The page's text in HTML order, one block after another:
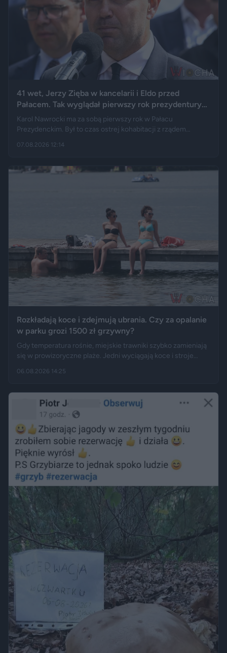
41 wet, Jerzy Zięba w kancelarii i Eldo przed
Pałacem. Tak wyglądał pierwszy rok prezydentury
Karola Nawrockiego
Karol Nawrocki ma za sobą pierwszy rok w Pałacu
Prezydenckim. Był to czas ostrej kohabitacji z rządem
brakowało też wydarzeń z zupełnie innej kategorii: w
uświetnił występ rapera, Eldo. Pierwszy rok prezydentury
podsumowują m.in. Fakt, Demagog, „Gazeta Wyborcza” i „Do
07.08.2026 12:14
Rozkładają koce i zdejmują ubrania. Czy za opalanie
w parku grozi 1500 zł grzywny?
Gdy temperatura rośnie, miejskie trawniki szybko zamieniają
się w prowizoryczne plaże. Jedni wyciągają koce i stroje
legalne. Jak opisują Gazeta.pl i „Rzeczpospolita”, samo
przez nagość, złamanie regulaminu parku albo zajęcie
trawnika, który nie został przeznaczony do rekreacji.
06.08.2026 14:25